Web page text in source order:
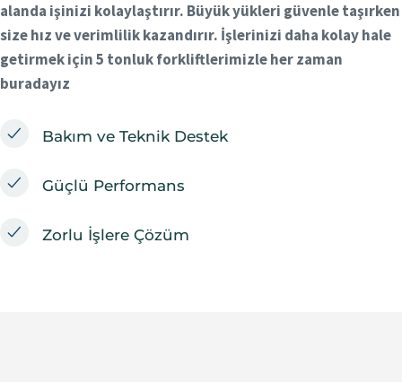
alanda işinizi kolaylaştırır. Büyük yükleri güvenle taşırken
size hız ve verimlilik kazandırır. İşlerinizi daha kolay hale
getirmek için 5 tonluk forkliftlerimizle her zaman
buradayız
Bakım ve Teknik Destek
Güçlü Performans
Zorlu İşlere Çözüm